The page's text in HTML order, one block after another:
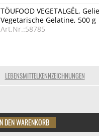
LEBENSMITTELKENNZEICHNUNGEN
TÖUFOOD VEGETALGËL,
Vegetarische Gelatine, 500 g
Art.Nr.:58785